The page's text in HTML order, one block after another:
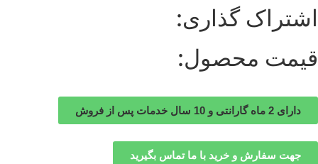
اشتراک گذاری:
قیمت محصول:
دارای 2 ماه گارانتی و 10 سال خدمات پس از فروش
جهت سفارش و خرید با ما تماس بگیرید